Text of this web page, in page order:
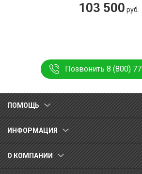
103 500 руб.
Позвонить 8 (800)
ПОМОЩЬ
ИНФОРМАЦИЯ
О КОМПАНИИ